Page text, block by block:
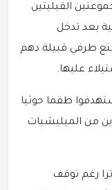
القبليتين
بعد تدخل
طرفي قبيلة دهم
عليها.
طقما حوثيا
من الميليشيات
رغم توقف